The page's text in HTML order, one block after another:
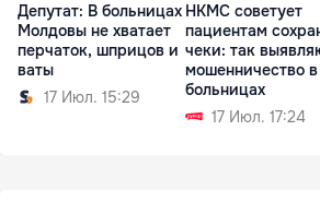
Депутат: В больницах
Молдовы не хватает
перчаток, шприцов и
ваты
17 Июл. 15:29
НКМС советует
пациентам
чеки: так
мошенничество в
больницах
17 Июл. 17:24